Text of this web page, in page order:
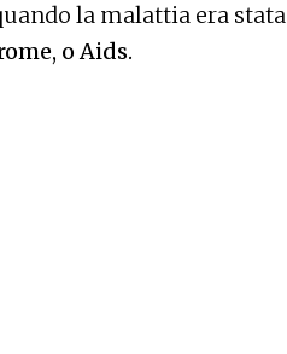
la malattia era stata
o Aids.